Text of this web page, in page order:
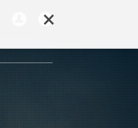
×